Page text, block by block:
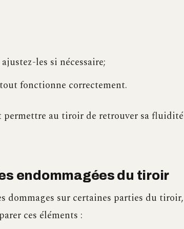
les si nécessaire;
fonctionne correctement.
permettre au tiroir de retrouver sa fluidité
endommagées du tiroir
dommages sur certaines parties du tiroir,
ces éléments :